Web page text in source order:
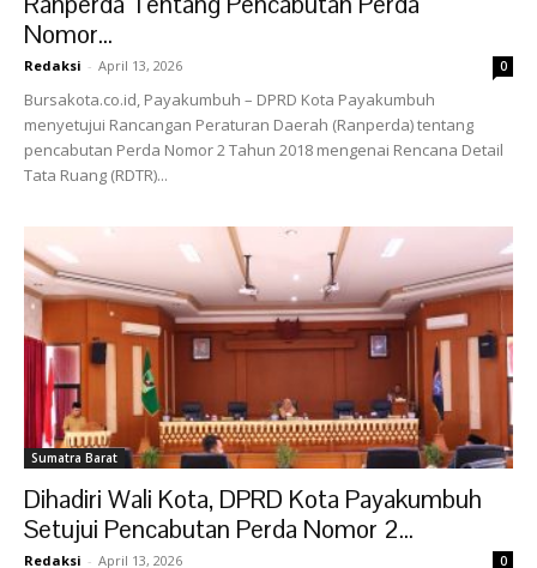
Nomor...
Redaksi - April 13, 2026 0
Bursakota.co.id, Payakumbuh – DPRD Kota Payakumbuh
menyetujui Rancangan Peraturan Daerah (Ranperda) tentang
pencabutan Perda Nomor 2 Tahun 2018 mengenai Rencana Detail
Tata Ruang (RDTR)...
Sumatra Barat
Dihadiri Wali Kota, DPRD Kota Payakumbuh
Setujui Pencabutan Perda Nomor 2...
Redaksi - April 13, 2026 0